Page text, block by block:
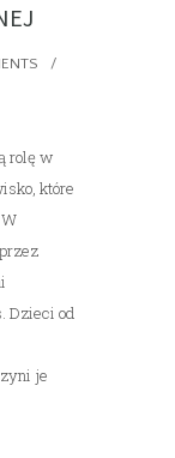
/
rolę w
które
Dzieci od
je